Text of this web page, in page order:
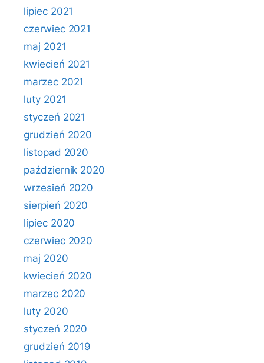
lipiec 2021
czerwiec 2021
maj 2021
kwiecień 2021
marzec 2021
luty 2021
styczeń 2021
grudzień 2020
listopad 2020
październik 2020
wrzesień 2020
sierpień 2020
lipiec 2020
czerwiec 2020
maj 2020
kwiecień 2020
marzec 2020
luty 2020
styczeń 2020
grudzień 2019